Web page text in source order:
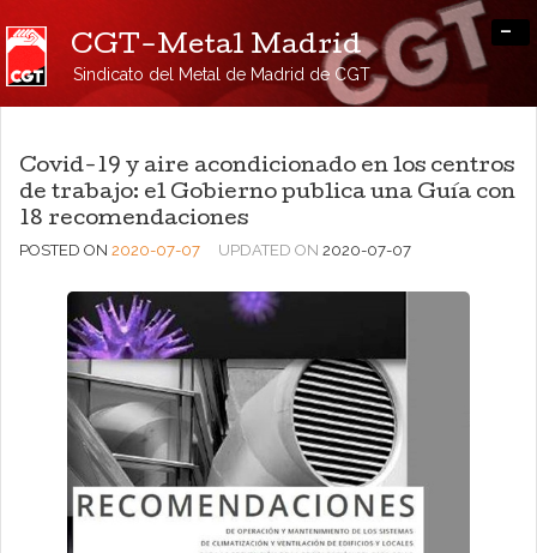
CGT-Metal Madrid
Sindicato del Metal de Madrid de CGT
-
Covid-19 y aire acondicionado en los centros
de trabajo: el Gobierno publica una Guía con
18 recomendaciones
POSTED ON 2020-07-07 UPDATED ON 2020-07-07